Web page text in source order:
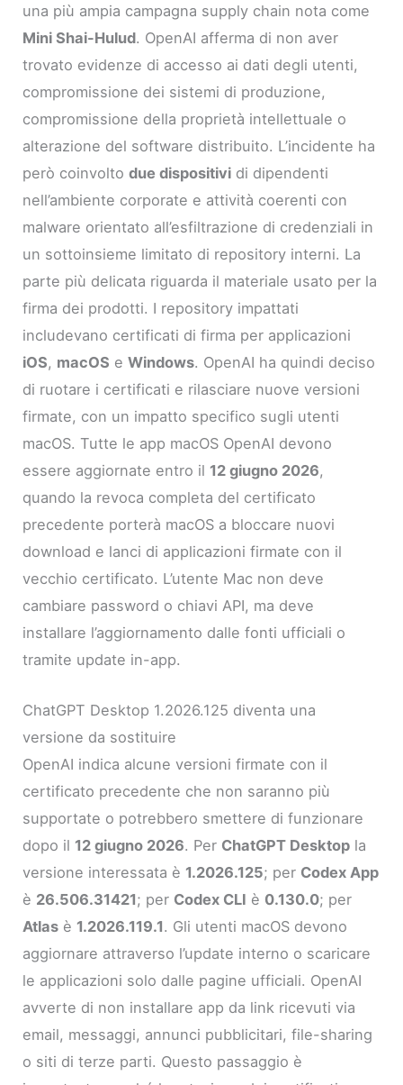
una più ampia campagna supply chain nota come
Mini Shai-Hulud. OpenAI afferma di non aver
trovato evidenze di accesso ai dati degli utenti,
compromissione dei sistemi di produzione,
compromissione della proprietà intellettuale o
alterazione del software distribuito. L’incidente ha
però coinvoltodue dispositivi di dipendenti
nell’ambiente corporate e attività coerenti con
malware orientato all’esfiltrazione di credenziali in
un sottoinsieme limitato di repository interni. La
parte più delicata riguarda il materiale usato per la
firma dei prodotti. I repository impattati
includevano certificati di firma per applicazioni
iOS, macOS eWindows. OpenAI ha quindi deciso
di ruotare i certificati e rilasciare nuove versioni
firmate, con un impatto specifico sugli utenti
macOS. Tutte le app macOS OpenAI devono
essere aggiornate entro il 12 giugno 2026,
quando la revoca completa del certificato
precedente porterà macOS a bloccare nuovi
download e lanci di applicazioni firmate con il
vecchio certificato. L’utente Mac non deve
cambiare password o chiavi API, ma deve
installare l’aggiornamento dalle fonti ufficiali o
tramite update in-app.
ChatGPT Desktop 1.2026.125 diventa una
versione da sostituire
OpenAI indica alcune versioni firmate con il
certificato precedente che non saranno più
supportate o potrebbero smettere di funzionare
dopo il 12 giugno 2026. Per ChatGPT Desktop la
versione interessata è 1.2026.125; per Codex App
è 26.506.31421; per Codex CLI è 0.130.0; per
Atlas è 1.2026.119.1. Gli utenti macOS devono
aggiornare attraverso l’update interno o scaricare
le applicazioni solo dalle pagine ufficiali. OpenAI
avverte di non installare app da link ricevuti via
email, messaggi, annunci pubblicitari, file-sharing
o siti di terze parti. Questo passaggio è